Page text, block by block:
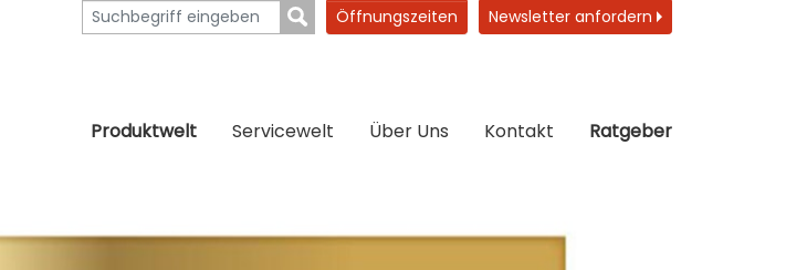
Öffnungszeiten Newsletter anfordern
Produktwelt Servicewelt Über Uns Kontakt Ratgeber